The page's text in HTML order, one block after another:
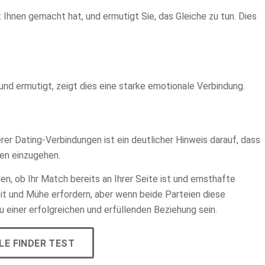
gemacht hat, und ermutigt Sie, das Gleiche zu tun. Dies
ermutigt, zeigt dies eine starke emotionale Verbindung.
Dating-Verbindungen ist ein deutlicher Hinweis darauf, dass
einzugehen.
ob Ihr Match bereits an Ihrer Seite ist und ernsthafte
und Mühe erfordern, aber wenn beide Parteien diese
einer erfolgreichen und erfüllenden Beziehung sein.
FINDER TEST